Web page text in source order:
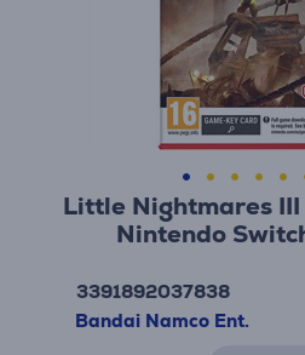
Little Nightmares
Nintendo
3391892037838
Bandai Namco Ent.